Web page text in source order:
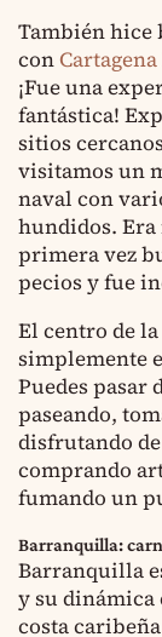
También hice
con
¡Fue una
fantástica!
sitios
visitamos un
naval con
hundidos. Era
primera vez
pecios y fue
El centro de
simplemente
Puedes pasar
paseando,
disfrutando
comprando
fumando un
Barranquilla:
Barranquilla
y su dinámica
costa